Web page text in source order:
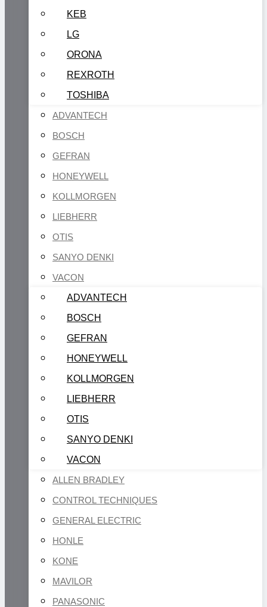
KEB
LG
ORONA
REXROTH
TOSHIBA
ADVANTECH
BOSCH
GEFRAN
HONEYWELL
KOLLMORGEN
LIEBHERR
OTIS
SANYO DENKI
VACON
ADVANTECH
BOSCH
GEFRAN
HONEYWELL
KOLLMORGEN
LIEBHERR
OTIS
SANYO DENKI
VACON
ALLEN BRADLEY
CONTROL TECHNIQUES
GENERAL ELECTRIC
HONLE
KONE
MAVILOR
PANASONIC